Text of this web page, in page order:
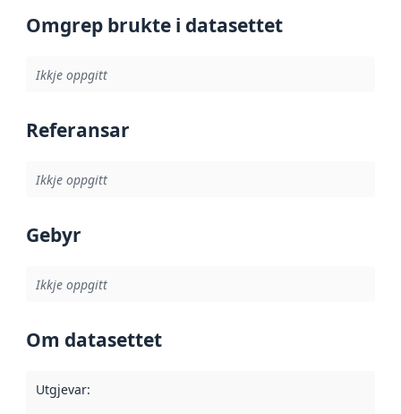
Omgrep brukte i datasettet
Ikkje oppgitt
Referansar
Ikkje oppgitt
Gebyr
Ikkje oppgitt
Om datasettet
Utgjevar: